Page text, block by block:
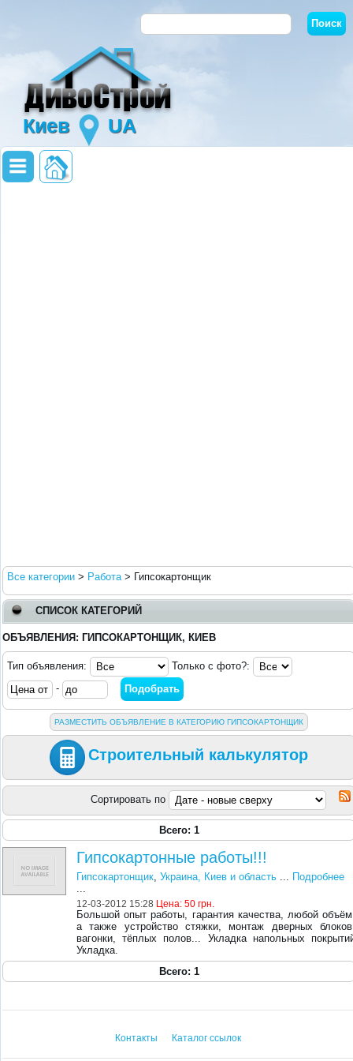
Киев UA
Все категории > Работа> Гипсокартонщик
СПИСОК КАТЕГОРИЙ
ОБЪЯВЛЕНИЯ: ГИПСОКАРТОНЩИК, КИЕВ
Тип объявления:
Только с фото?:
-
РАЗМЕСТИТЬ ОБЪЯВЛЕНИЕ В КАТЕГОРИЮ ГИПСОКАРТОНЩИК
Строительный калькулятор
Сортировать по
Всего: 1
Гипсокартонные работы!!!
Гипсокартонщик,Украина, Киев и область ... Подробнее
...
12-03-2012 15:28 Цена:50 грн.
Большой опыт работы, гарантия качества, любой
а также устройство стяжки, монтаж дверных
вагонки, тёплых полов... Укладка напольных
Укладка.
Всего: 1
Контакты Каталог ссылок